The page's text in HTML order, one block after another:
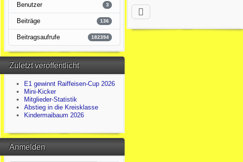
Benutzer 3
Beiträge 136
Beitragsaufrufe 182394
Zuletzt veröffentlicht
E1 gewinnt Raiffeisen-Cup 2026
Mini-Kicker
Mitglieder-Statistik
Abstieg in die Kreisklasse
Kindermaibaum 2026
Anmelden